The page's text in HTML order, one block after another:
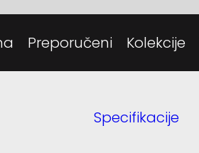
Preporučeni Kolekcije
Specifikacije